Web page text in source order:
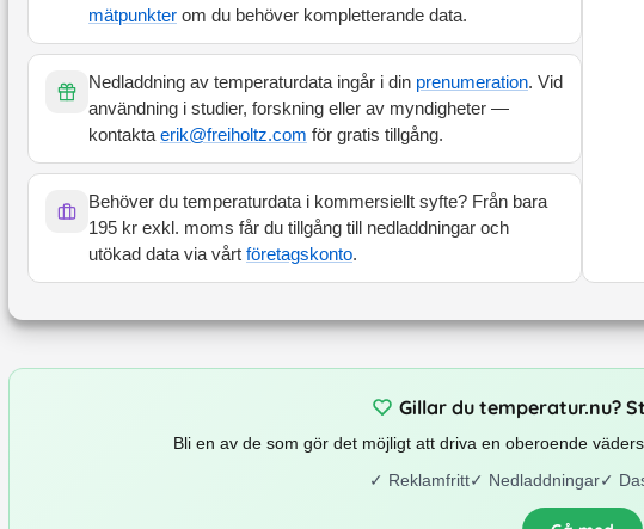
mätpunkter om du behöver kompletterande data.
Nedladdning av temperaturdata ingår i din prenumeration. Vid
användning i studier, forskning eller av myndigheter —
kontakta erik@freiholtz.com för gratis tillgång.
Behöver du temperaturdata i kommersiellt syfte? Från bara
195 kr exkl. moms får du tillgång till nedladdningar och
utökad data via vårt företagskonto.
Gillar du temperatur.nu?
Bli en av de som gör det möjligt att driva en oberoende
✓ Reklamfritt✓ Nedladdningar✓